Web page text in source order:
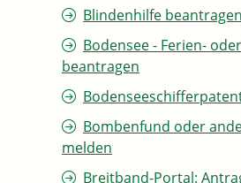
Blindenhilfe beantragen
Bodensee - Ferien-
beantragen
Bombenfund oder
melden
Breitband-Portal: